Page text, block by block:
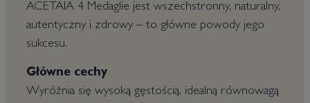
ACETAIA 4 Medaglie jest wszechstronny, naturalny,
autentyczny i zdrowy – to główne powody jego
sukcesu.
Główne cechy
Wyróżnia się wysoką gęstością, idealną równowagą